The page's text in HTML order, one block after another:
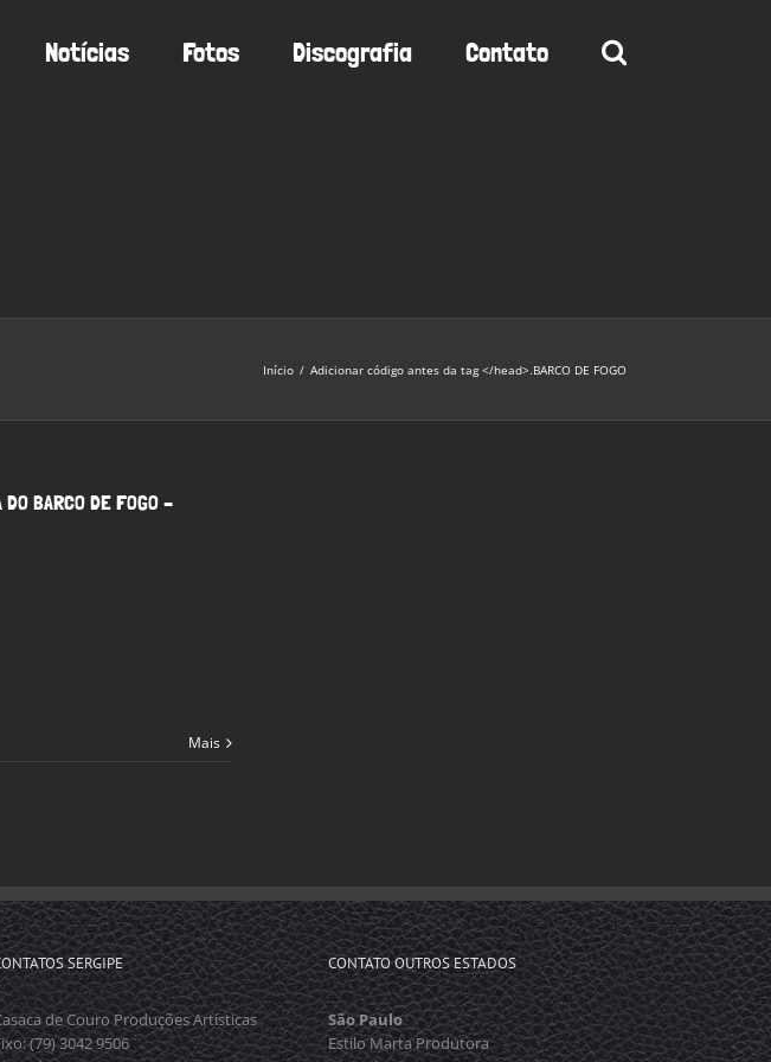
Notícias Fotos Discografia Contato
Início / Adicionar código antes da tag </head>.BARCO DE FOGO
BARCO DE FOGO –
Mais
SERGIPE
de Couro Produções Artísticas
(79) 3042 9506
CONTATO OUTROS ESTADOS
São Paulo
Estilo Marta Produtora